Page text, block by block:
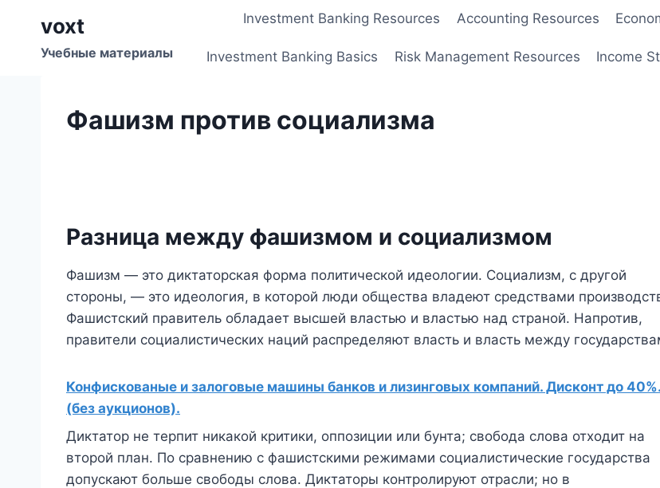
содержимому
voxt
Учебные материалы
Investment Banking Resources Accounting Resources
Investment Banking Basics Risk Management Resources Income
Фашизм против социализма
Разница между фашизмом и социализмом
Фашизм — это диктаторская форма политической идеологии. Социализм, с другой
стороны, — это идеология, в которой люди общества владеют средствами
Фашистский правитель обладает высшей властью и властью над страной. Напротив,
правители социалистических наций распределяют власть и власть между
Конфискованые и залоговые машины банков и лизинговых компаний. Дисконт до 40%.
(без аукционов).
Диктатор не терпит никакой критики, оппозиции или бунта; свобода слова отходит на
второй план. По сравнению с фашистскими режимами социалистические государства
допускают больше свободы слова. Диктаторы контролируют отрасли; но в